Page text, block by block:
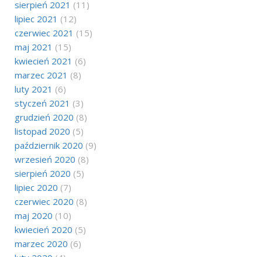
sierpień 2021 (11)
lipiec 2021 (12)
czerwiec 2021 (15)
maj 2021 (15)
kwiecień 2021 (6)
marzec 2021 (8)
luty 2021 (6)
styczeń 2021 (3)
grudzień 2020 (8)
listopad 2020 (5)
październik 2020 (9)
wrzesień 2020 (8)
sierpień 2020 (5)
lipiec 2020 (7)
czerwiec 2020 (8)
maj 2020 (10)
kwiecień 2020 (5)
marzec 2020 (6)